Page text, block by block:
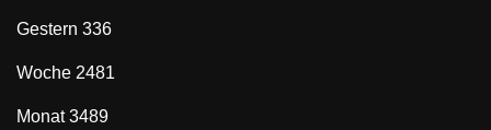
Gestern 336
Woche 2481
Monat3489